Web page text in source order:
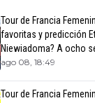
Tour de Francia
favoritas y predicción
Niewiadoma? A ocho
ago 08, 18:49
Tour de Francia